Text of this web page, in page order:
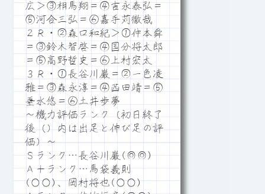
広＞③相馬翔＝④吉永泰弘＝
⑤河合三弘＝⑥嘉手苅徹哉
２Ｒ・②森口和紀＞①仲本舜
＝③鈴木智啓＝④国分将太郎
＝⑤高野哲史＝⑥上村宏太
３Ｒ・①長谷川巌＝②一色凌
雅＝③森永淳＝④西田靖＝⑤
垂水悠＝⑥土井歩夢
～機力評価ランク（初日終了
後（）内は出足と伸び足の評
価）～
Ｓランク…長谷川巌(◎◎)
Ａ＋ランク…馬袋義則
(○○)、岡村将也(○○)